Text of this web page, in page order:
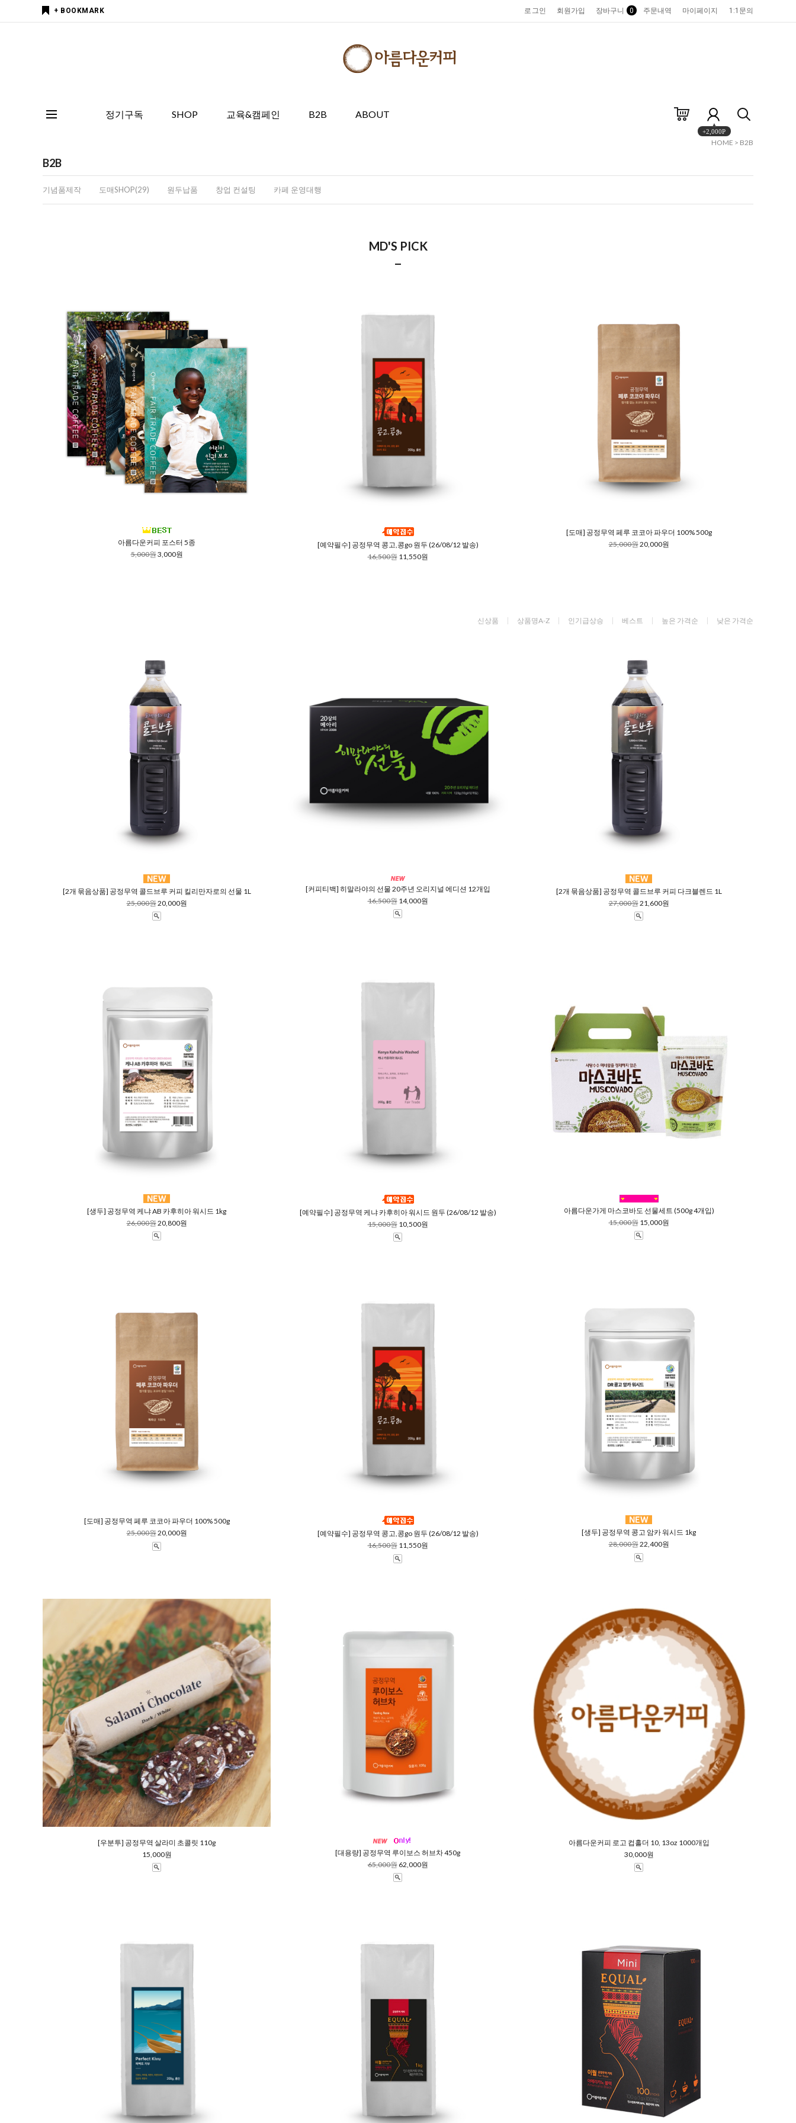
+ BOOKMARK 로그인 회원가입 장바구니 0 주문내역 마이페이지 1:1문의
정기구독 SHOP 교육&캠페인 B2B ABOUT
+2,000P
HOME > B2B
B2B
기념품제작 도매SHOP(29) 원두납품 창업 컨설팅 카페 운영대행
MD'S PICK
아름다운커피 포스터 5종
5,000원3,000원
[예약필수] 공정무역 콩고,콩go 원두 (26/08/12 발송)
16,500원 11,550원
[도매] 공정무역 페루 코코아 파우더 100% 500g
25,000원20,000원
신상품 상품명A-Z 인기급상승 베스트 높은 가격순 낮은 가격순
[2개 묶음상품] 공정무역 콜드브루 커피 킬리만자로의 선물 1L
25,000원20,000원
[커피티백] 히말라야의 선물 20주년 오리지널 에디션 12개입
16,500원 14,000원
[2개 묶음상품] 공정무역 콜드브루 커피 다크블렌드 1L
27,000원21,600원
[생두] 공정무역 케냐 AB 카후히아 워시드 1kg
26,000원20,800원
[예약필수] 공정무역 케냐 카후히아 워시드 원두 (26/08/12 발송)
15,000원 10,500원
아름다운가게 마스코바도 선물세트 (500g 4개입)
15,000원 15,000원
[도매] 공정무역 페루 코코아 파우더 100% 500g
25,000원20,000원
[예약필수] 공정무역 콩고,콩go 원두 (26/08/12 발송)
16,500원 11,550원
[생두] 공정무역 콩고 암카 워시드 1kg
28,000원22,400원
[우분투] 공정무역 살라미 초콜릿 110g
15,000원
[대용량] 공정무역 루이보스 허브차 450g
65,000원 62,000원
아름다운커피 로고 컵홀더 10, 13oz 1000개입
30,000원